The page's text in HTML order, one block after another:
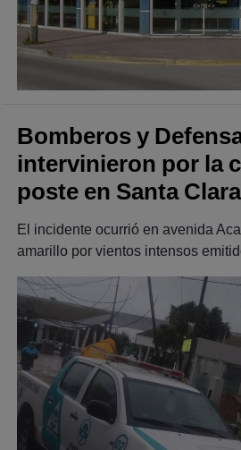
Bomberos y
intervinieron por la
poste en Santa Clara
El incidente ocurrió en avenida
amarillo por vientos intensos